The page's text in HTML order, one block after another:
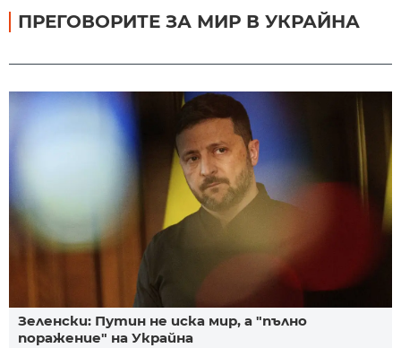
ПРЕГОВОРИТЕ ЗА МИР В УКРАЙНА
Зеленски: Путин не иска мир, а "пълно
поражение" на Украйна